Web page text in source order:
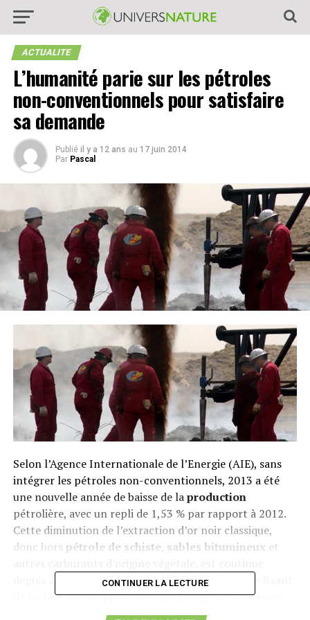
ACTUALITE
L’humanité parie sur les pétroles
non-conventionnels pour satisfaire
sa demande
Publié il y a 12 ans au 17 juin 2014
Par Pascal
Selon l’Agence Internationale de l’Energie (AIE), sans
intégrer les pétroles non-conventionnels, 2013 a été
une nouvelle année de baisse de laproduction
pétrolière, avec un repli de 1,53 % par rapport à 2012.
Cette diminution de l’extraction d’or noir classique,
donc hors pétrole de schiste, sables bitumineux et
depuis 2008, l’Agence Internationale de l’Energie fixant
de facto lepic de productionpétrolier à cette même
CONTINUER LA LECTURE